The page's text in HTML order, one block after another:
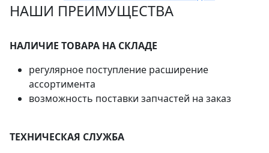
НАШИ ПРЕИМУЩЕСТВА
НАЛИЧИЕ ТОВАРА НА СКЛАДЕ
регулярное поступление расширение
ассортимента
возможность поставки запчастей на заказ
ТЕХНИЧЕСКАЯ СЛУЖБА